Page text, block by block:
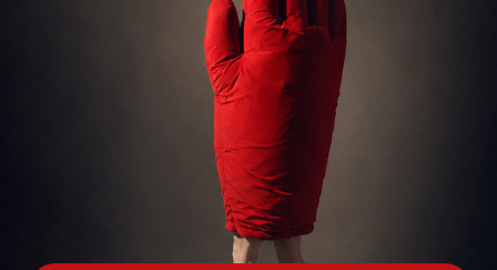
ЗАРЕГИСТРИРОВАТЬСЯ